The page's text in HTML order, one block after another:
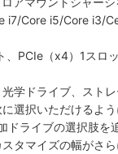
i7/Core i5/Core i3/
PCIe（x4）1スロ
学ドライブ、スト
選択いただけるよう
ドライブの選択肢を
タマイズの幅がさら